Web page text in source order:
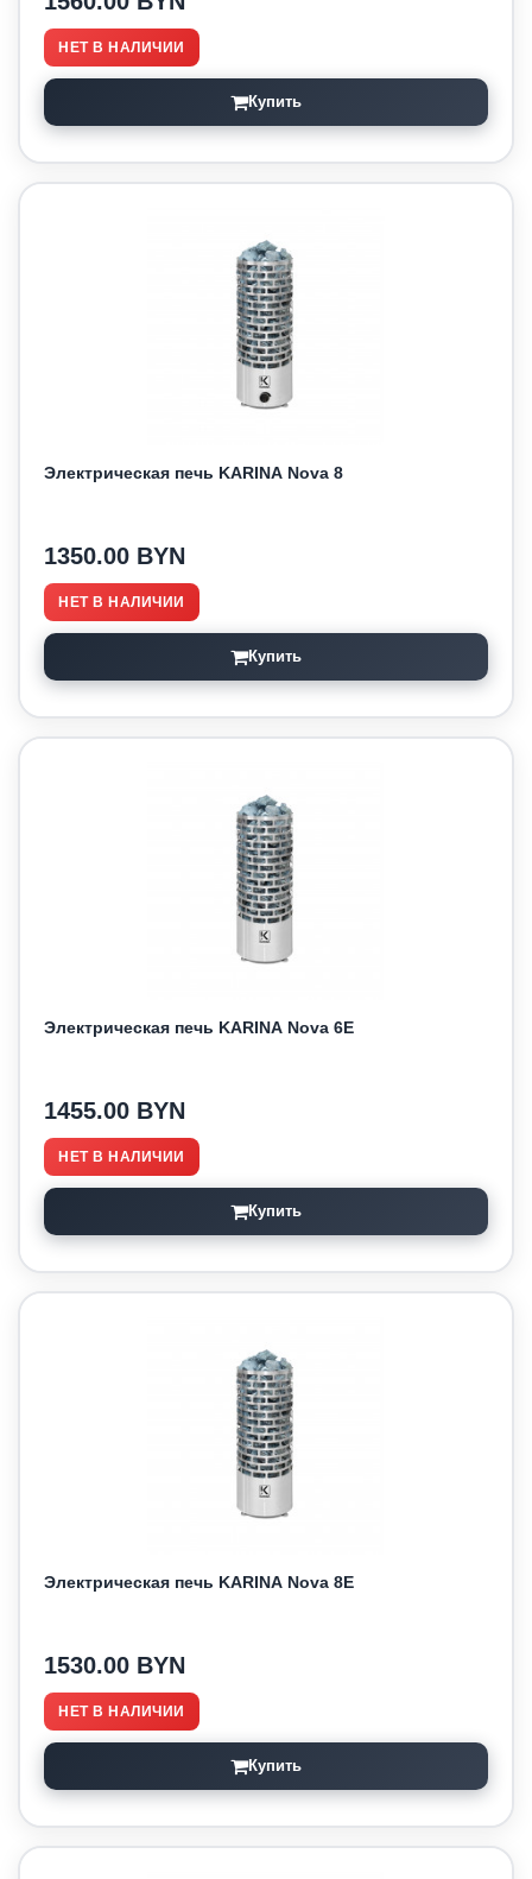
НЕТ В НАЛИЧИИ
Купить
Электрическая печь KARINA Nova 8
1350.00 BYN
НЕТ В НАЛИЧИИ
Купить
Электрическая печь KARINA Nova 6E
1455.00 BYN
НЕТ В НАЛИЧИИ
Купить
Электрическая печь KARINA Nova 8E
1530.00 BYN
НЕТ В НАЛИЧИИ
Купить